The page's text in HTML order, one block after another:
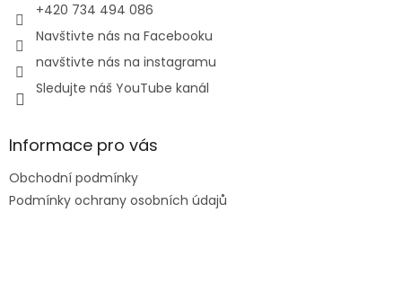
+420 734 494 086
Navštivte nás na Facebooku
navštivte nás na instagramu
Sledujte náš YouTube kanál
Informace pro vás
Obchodní podmínky
Podmínky ochrany osobních údajů